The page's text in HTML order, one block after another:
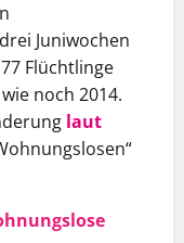
Juniwochen
Flüchtlinge
noch 2014.
laut